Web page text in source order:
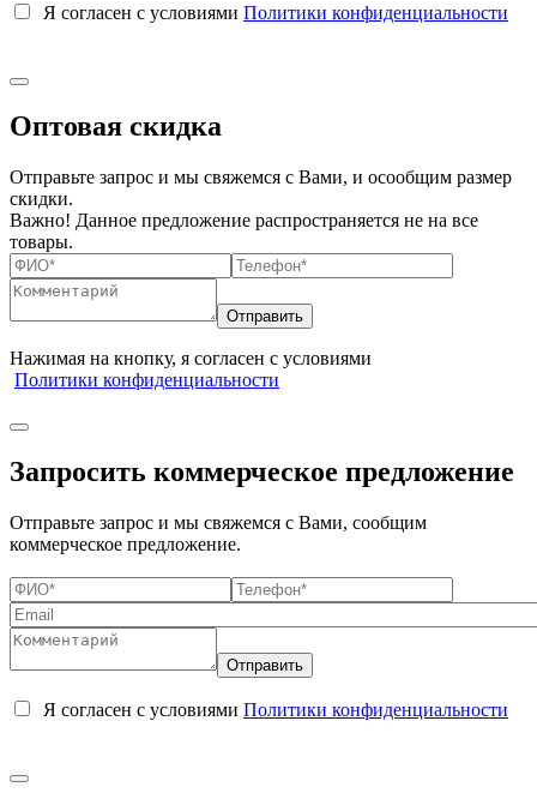
Я согласен с условиями Политики конфиденциальности
Оптовая скидка
Отправьте запрос и мы свяжемся с Вами, и осообщим размер
скидки.
Важно! Данное предложение распространяется не на все
товары.
Нажимая на кнопку, я согласен с условиями
Политики конфиденциальности
Запросить коммерческое предложение
Отправьте запрос и мы свяжемся с Вами, сообщим
коммерческое предложение.
Я согласен с условиями Политики конфиденциальности